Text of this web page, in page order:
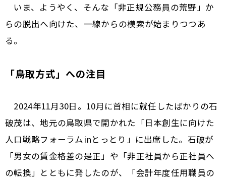
いま、ようやく、そんな「非正規公務員の荒野」か
らの脱出へ向けた、一線からの模索が始まりつつあ
る。
「鳥取方式」への注目
2024年11月30日。10月に首相に就任したばかりの石
破茂は、地元の鳥取県で開かれた「日本創生に向けた
人口戦略フォーラムinとっとり」に出席した。石破が
「男女の賃金格差の是正」や「非正社員から正社員へ
の転換」とともに発したのが、「会計年度任用職員の